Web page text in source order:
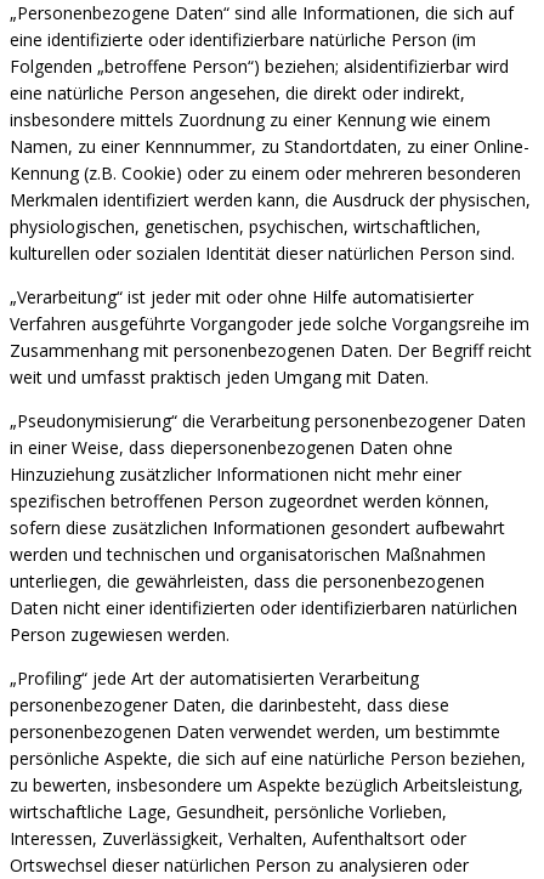
„Personenbezogene Daten“ sind alle Informationen, die sich auf
eine identifizierte oder identifizierbare natürliche Person (im
Folgenden „betroffene Person“) beziehen; alsidentifizierbar wird
eine natürliche Person angesehen, die direkt oder indirekt,
insbesondere mittels Zuordnung zu einer Kennung wie einem
Namen, zu einer Kennnummer, zu Standortdaten, zu einer Online-
Kennung (z.B. Cookie) oder zu einem oder mehreren besonderen
Merkmalen identifiziert werden kann, die Ausdruck der physischen,
physiologischen, genetischen, psychischen, wirtschaftlichen,
kulturellen oder sozialen Identität dieser natürlichen Person sind.
„Verarbeitung“ ist jeder mit oder ohne Hilfe automatisierter
Verfahren ausgeführte Vorgangoder jede solche Vorgangsreihe im
Zusammenhang mit personenbezogenen Daten. Der Begriff reicht
weit und umfasst praktisch jeden Umgang mit Daten.
„Pseudonymisierung“ die Verarbeitung personenbezogener Daten
in einer Weise, dass diepersonenbezogenen Daten ohne
Hinzuziehung zusätzlicher Informationen nicht mehr einer
spezifischen betroffenen Person zugeordnet werden können,
sofern diese zusätzlichen Informationen gesondert aufbewahrt
werden und technischen und organisatorischen Maßnahmen
unterliegen, die gewährleisten, dass die personenbezogenen
Daten nicht einer identifizierten oder identifizierbaren natürlichen
Person zugewiesen werden.
„Profiling“ jede Art der automatisierten Verarbeitung
personenbezogener Daten, die darinbesteht, dass diese
personenbezogenen Daten verwendet werden, um bestimmte
persönliche Aspekte, die sich auf eine natürliche Person beziehen,
zu bewerten, insbesondere um Aspekte bezüglich Arbeitsleistung,
wirtschaftliche Lage, Gesundheit, persönliche Vorlieben,
Interessen, Zuverlässigkeit, Verhalten, Aufenthaltsort oder
Ortswechsel dieser natürlichen Person zu analysieren oder